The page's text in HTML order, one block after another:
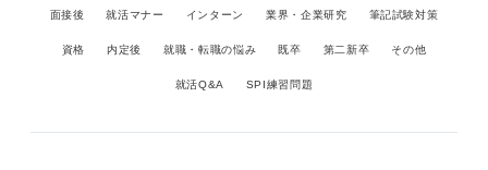
面接後 就活マナー インターン 業界・企業研究 筆記試験対策
資格 内定後 就職・転職の悩み 既卒 第二新卒 その他
就活Q&A SPI練習問題